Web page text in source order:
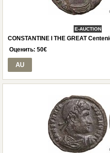
E-AUCTION
CONSTANTINE I THE GREAT
Оценить: 50€
AU